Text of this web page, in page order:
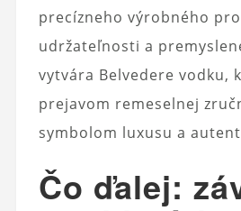
precízneho výrobného
udržateľnosti a
vytvára Belvedere vodku,
prejavom remeselnej
symbolom luxusu a
Čo ďalej: